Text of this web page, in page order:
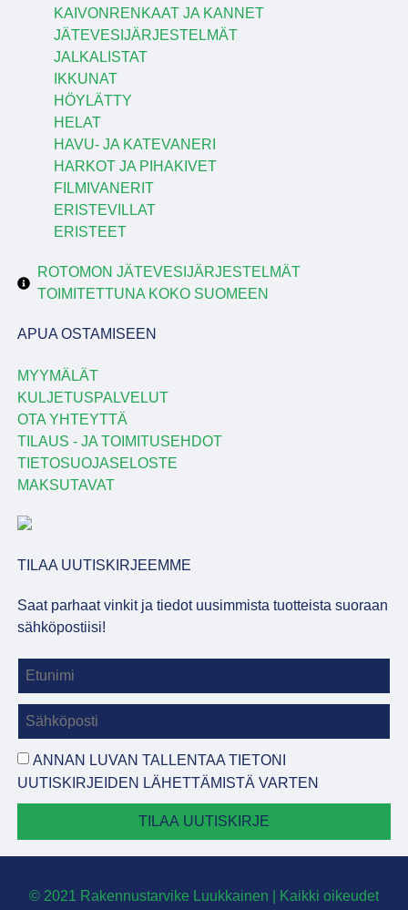
KAIVONRENKAAT JA KANNET
JÄTEVESIJÄRJESTELMÄT
JALKALISTAT
IKKUNAT
HÖYLÄTTY
HELAT
HAVU- JA KATEVANERI
HARKOT JA PIHAKIVET
FILMIVANERIT
ERISTEVILLAT
ERISTEET
ROTOMON JÄTEVESIJÄRJESTELMÄT
TOIMITETTUNA KOKO SUOMEEN
APUA OSTAMISEEN
MYYMÄLÄT
KULJETUSPALVELUT
OTA YHTEYTTÄ
TILAUS - JA TOIMITUSEHDOT
TIETOSUOJASELOSTE
MAKSUTAVAT
TILAA UUTISKIRJEEMME
Saat parhaat vinkit ja tiedot uusimmista tuotteista suoraan
sähköpostiisi!
ANNAN LUVAN TALLENTAA TIETONI
UUTISKIRJEIDEN LÄHETTÄMISTÄ VARTEN
TILAA UUTISKIRJE
© 2021 Rakennustarvike Luukkainen | Kaikki oikeudet